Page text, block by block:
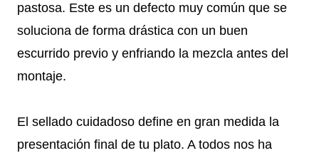
pastosa. Este es un defecto muy común que se
soluciona de forma drástica con un buen
escurrido previo y enfriando la mezcla antes del
montaje.
El sellado cuidadoso define en gran medida la
presentación final de tu plato. A todos nos ha